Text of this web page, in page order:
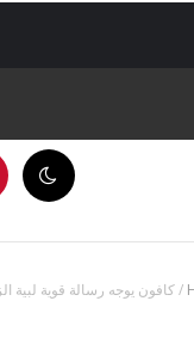
/كافون يوجه رسالة قوية لبية